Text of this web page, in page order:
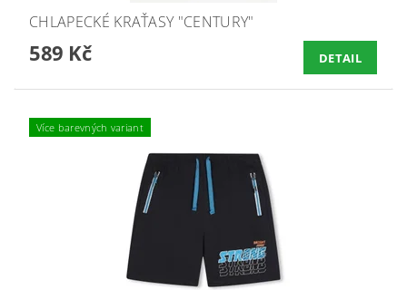
CHLAPECKÉ KRAŤASY "CENTURY"
589 Kč DETAIL
Více barevných variant